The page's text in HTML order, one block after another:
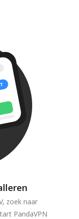
zoek naar
PandaVPN